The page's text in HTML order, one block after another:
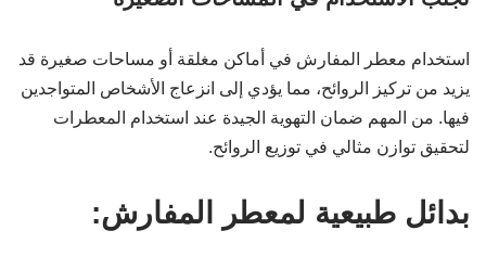
استخدام معطر المفارش في أماكن مغلقة أو مساحات صغيرة قد
يزيد من تركيز الروائح، مما يؤدي إلى انزعاج الأشخاص المتواجدين
فيها. من المهم ضمان التهوية الجيدة عند استخدام المعطرات
لتحقيق توازن مثالي في توزيع الروائح.
بدائل طبيعية لمعطر المفارش: